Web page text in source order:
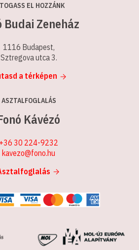
EL HOZZÁNK
Budai Zeneház
1116 Budapest,
Sztregova utca 3.
a térképen
ASZTALFOGLALÁS
Kávézó
+36 30 224-9232
kavezo@fono.hu